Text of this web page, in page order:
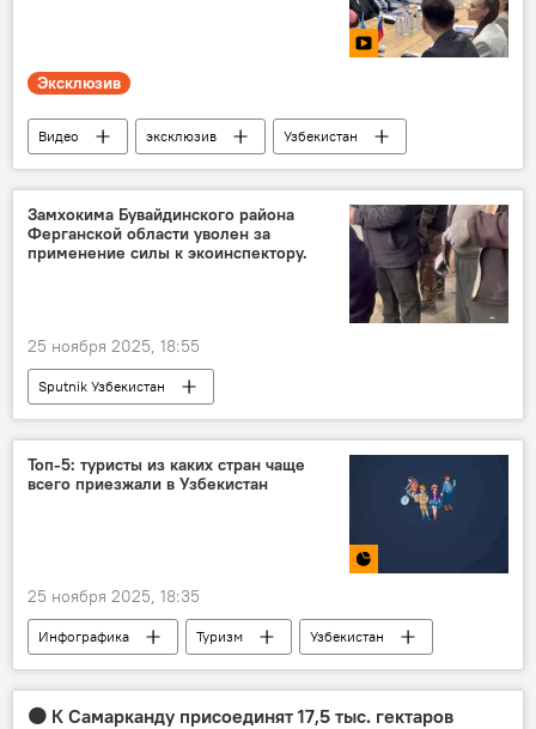
Эксклюзив
Видео эксклюзив
Узбекистан
Ташкент
Россия
Конференция
Россотрудничество
преподаватель
русский язык
Замхокима Бувайдинского района
Ферганской области уволен за
применение силы к экоинспектору.
25 ноября 2025, 18:55
Sputnik Узбекистан
Топ-5: туристы из каких стран чаще
всего приезжали в Узбекистан
25 ноября 2025, 18:35
Инфографика Туризм
Узбекистан
туристы
страны статистика
🟠 К Самарканду присоединят 17,5 тыс. гектаров